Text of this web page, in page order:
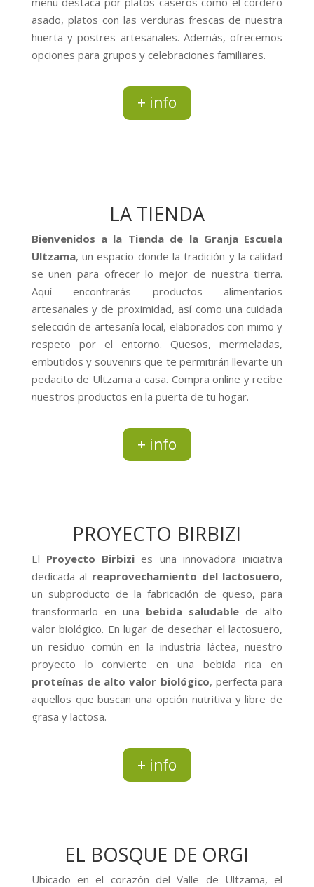
asado, platos con las verduras frescas de nuestra
huerta y postres artesanales. Además, ofrecemos
opciones para grupos y celebraciones familiares.
+ info
LA TIENDA
Bienvenidos a la Tienda de la Granja Escuela
Ultzama, un espacio donde la tradición y la calidad
se unen para ofrecer lo mejor de nuestra tierra.
Aquí encontrarás productos alimentarios
artesanales y de proximidad, así como una cuidada
selección de artesanía local, elaborados con mimo y
respeto por el entorno. Quesos, mermeladas,
embutidos y souvenirs que te permitirán llevarte un
pedacito de Ultzama a casa. Compra online y recibe
nuestros productos en la puerta de tu hogar.
+ info
PROYECTO BIRBIZI
El Proyecto Birbizi es una innovadora iniciativa
dedicada al reaprovechamiento del lactosuero,
un subproducto de la fabricación de queso, para
transformarlo en una bebida saludable de alto
valor biológico. En lugar de desechar el lactosuero,
un residuo común en la industria láctea, nuestro
proyecto lo convierte en una bebida rica en
proteínas de alto valor biológico, perfecta para
aquellos que buscan una opción nutritiva y libre de
grasa y lactosa.
+ info
EL BOSQUE DE ORGI
Ubicado en el corazón del Valle de Ultzama, el